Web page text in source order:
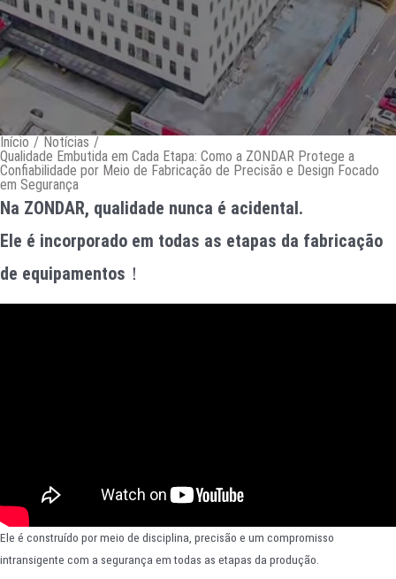
Início / Notícias /
Qualidade Embutida em Cada Etapa: Como a ZONDAR Protege a
Confiabilidade por Meio de Fabricação de Precisão e Design Focado
em Segurança
Na ZONDAR, qualidade nunca é acidental.
Ele é incorporado em todas as etapas da fabricação
de equipamentos ！
Ele é construído por meio de disciplina, precisão e um compromisso
intransigente com a segurança em todas as etapas da produção.